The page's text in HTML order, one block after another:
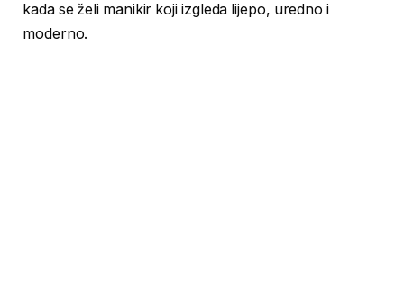
kada se želi manikir koji izgleda lijepo, uredno i
moderno.